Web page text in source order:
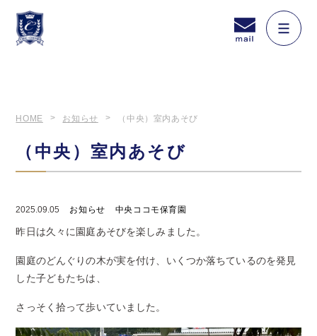
HOME お知らせ （中央）室内あそび
（中央）室内あそび
2025.09.05 お知らせ 中央ココモ保育園
昨日は久々に園庭あそびを楽しみました。
園庭のどんぐりの木が実を付け、いくつか落ちているのを発見
した子どもたちは、
さっそく拾って歩いていました。